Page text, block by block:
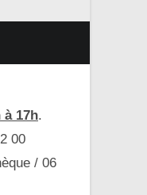
à 17h.
00
/ 06